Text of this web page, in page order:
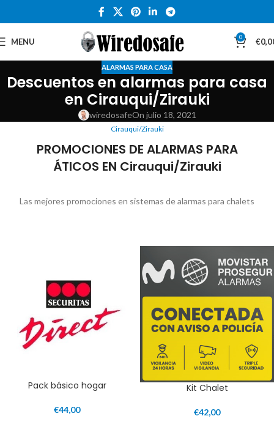
MENU 0 €
ALARMAS PARA CASA
Descuentos en alarmas para casa
en Cirauqui/Zirauki
wiredosafeOn julio 18, 2021
Cirauqui/Zirauki
PROMOCIONES DE ALARMAS PARA
ÁTICOS EN Cirauqui/Zirauki
Las mejores promociones en sistemas de alarmas para chalets
Pack básico hogar
€44,00
Kit Chalet
€42,00